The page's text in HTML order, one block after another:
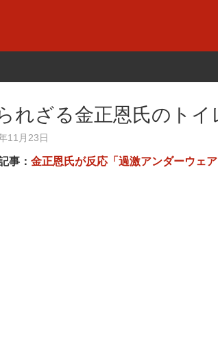
れざる金正恩氏のトイ
11月23日
事： 金正恩氏が反応「過激アンダーウェ